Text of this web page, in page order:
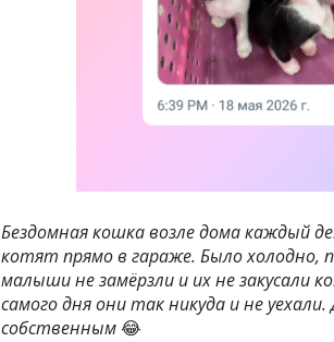
Бездомная кошка возле дома каждый
котят прямо в гараже. Было холодно,
малыши не замёрзли и их не закусали
самого дня они так никуда и не
собственным😂